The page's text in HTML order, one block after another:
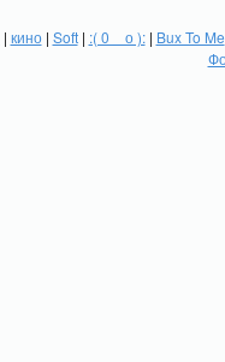
| кино| Soft| :( 0 _ о ):| Bux To Me